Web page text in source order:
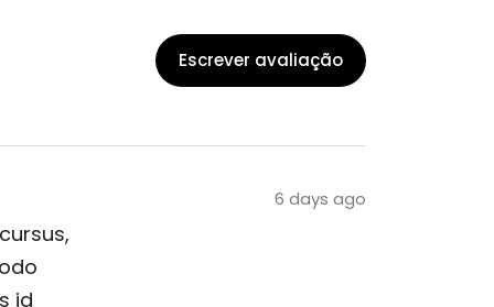
Escrever avaliação
id
6 days ago